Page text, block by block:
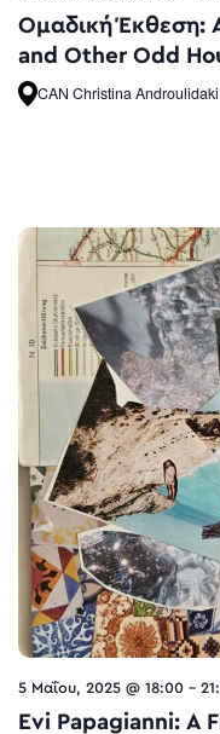
Ομαδική Έκθεση:
and Other Odd
CAN Christina
5 Μαΐου, 2025 @ 18:00 -
Evi Papagianni: A